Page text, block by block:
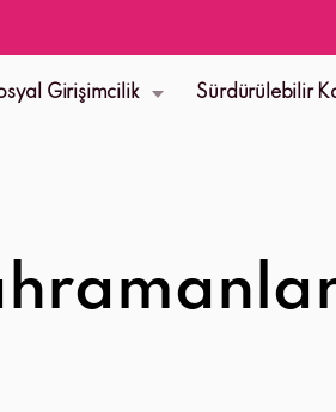
Girişimcilik Sürdürülebilir